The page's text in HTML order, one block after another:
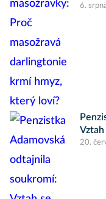
6.
20.